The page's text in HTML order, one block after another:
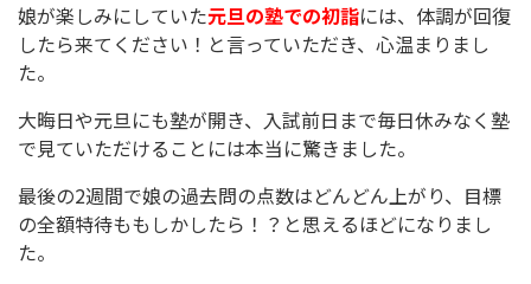
娘が楽しみにしていた元旦の塾での初詣には、体調が回復
したら来てください！と言っていただき、心温まりまし
た。
大晦日や元旦にも塾が開き、入試前日まで毎日休みなく塾
で見ていただけることには本当に驚きました。
最後の2週間で娘の過去問の点数はどんどん上がり、目標
の全額特待ももしかしたら！？と思えるほどになりまし
た。